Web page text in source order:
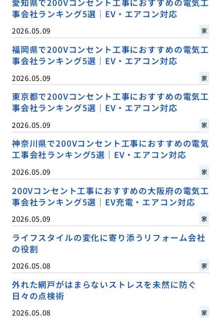
愛知県で200Vコンセント工事におすすめの電気工
事会社ランキング5選｜EV・エアコン対応
2026.05.09 家
福岡県で200Vコンセント工事におすすめの電気工
事会社ランキング5選｜EV・エアコン対応
2026.05.09 家
東京都で200Vコンセント工事におすすめの電気工
事会社ランキング5選｜EV・エアコン対応
2026.05.09 家
神奈川県で200Vコンセント工事におすすめの電気
工事会社ランキング5選｜EV・エアコン対応
2026.05.09 家
200Vコンセント工事におすすめの大阪府の電気工
事会社ランキング5選｜EV充電・エアコン対応
2026.05.09 家
ライフスタイルの変化に寄り添うリフォーム会社
の役割
2026.05.08 家
外れた網戸がはまらないストレスを未然に防ぐ
日々の点検術
2026.05.08 家